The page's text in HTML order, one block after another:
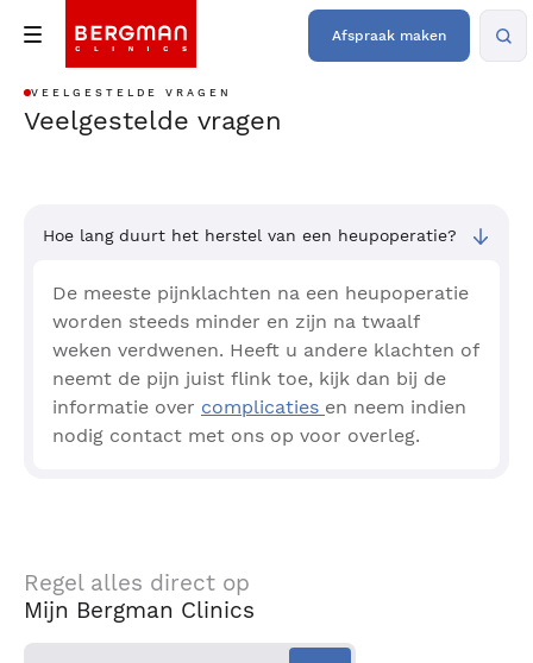
Afspraak maken
VEELGESTELDE VRAGEN
Veelgestelde vragen
Hoe lang duurt het herstel van een heupoperatie?
De meeste pijnklachten na een heupoperatie
worden steeds minder en zijn na twaalf
weken verdwenen. Heeft u andere klachten of
neemt de pijn juist flink toe, kijk dan bij de
informatie over complicaties en neem indien
nodig contact met ons op voor overleg.
Regel alles direct op
Mijn Bergman Clinics